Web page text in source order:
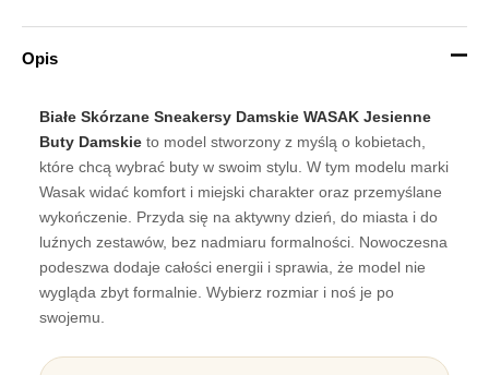
Opis
Białe Skórzane Sneakersy Damskie WASAK Jesienne
Buty Damskie to model stworzony z myślą o kobietach,
które chcą wybrać buty w swoim stylu. W tym modelu marki
Wasak widać komfort i miejski charakter oraz przemyślane
wykończenie. Przyda się na aktywny dzień, do miasta i do
luźnych zestawów, bez nadmiaru formalności. Nowoczesna
podeszwa dodaje całości energii i sprawia, że model nie
wygląda zbyt formalnie. Wybierz rozmiar i noś je po
swojemu.